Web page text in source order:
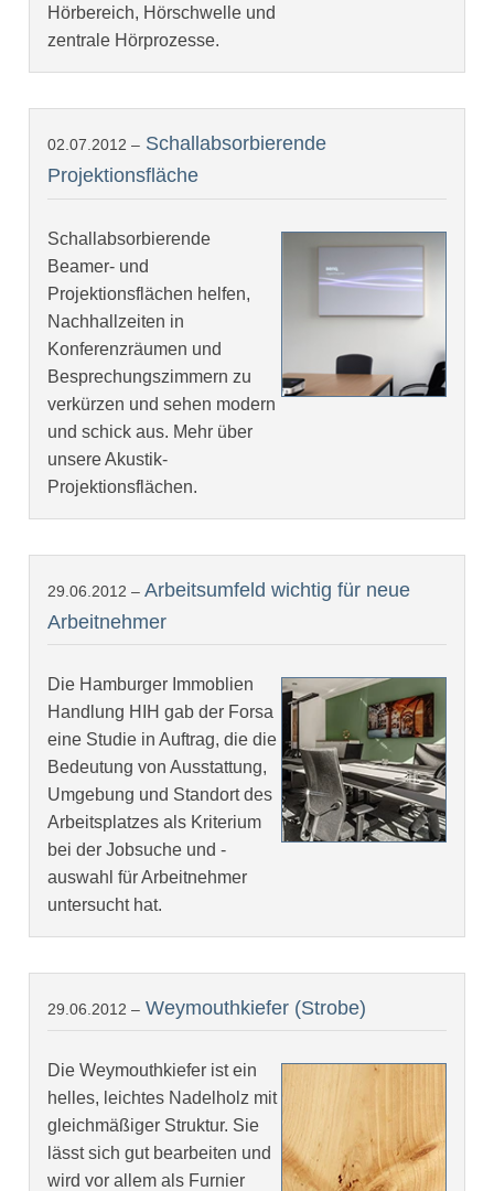
Hörbereich, Hörschwelle und
zentrale Hörprozesse.
02.07.2012 – Schallabsorbierende
Projektionsfläche
Schallabsorbierende
Beamer- und
Projektionsflächen helfen,
Nachhallzeiten in
Konferenzräumen und
Besprechungszimmern zu
verkürzen und sehen modern
und schick aus. Mehr über
unsere Akustik-
Projektionsflächen.
29.06.2012 – Arbeitsumfeld wichtig für neue
Arbeitnehmer
Die Hamburger Immoblien
Handlung HIH gab der Forsa
eine Studie in Auftrag, die die
Bedeutung von Ausstattung,
Umgebung und Standort des
Arbeitsplatzes als Kriterium
bei der Jobsuche und -
auswahl für Arbeitnehmer
untersucht hat.
29.06.2012 – Weymouthkiefer (Strobe)
Die Weymouthkiefer ist ein
helles, leichtes Nadelholz mit
gleichmäßiger Struktur. Sie
lässt sich gut bearbeiten und
wird vor allem als Furnier